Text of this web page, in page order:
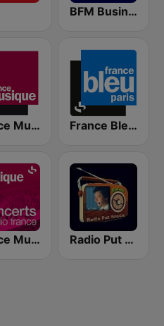
BFM Business 100.8 FM
France Musique France Bleu Ile-de-France
France Musique Concerts de Radio France Radio Put Sreće